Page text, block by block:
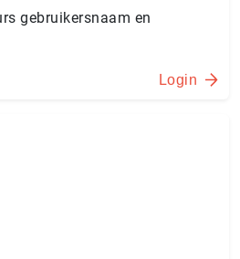
gebruikersnaam en
Login